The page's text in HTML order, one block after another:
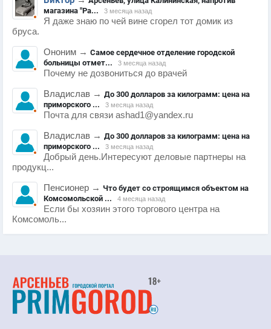
магазина "Ра...
3 месяца назад
Я даже знаю по чей вине сгорел тот домик из
бруса.
Ононим → Самое сердечное отделение городской
больницы отмет...
3 месяца назад
Почему не дозвониться до врачей
Владислав → До 300 долларов за килограмм: цена на
приморского ...
3 месяца назад
Почта для связи ashad1@yandex.ru
Владислав → До 300 долларов за килограмм: цена на
приморского ...
3 месяца назад
Добрый день.Интересуют деловые партнеры на
продукц...
Пенсионер → Что будет со строящимся объектом на
Комсомольской ...
4 месяца назад
Если бы хозяин этого торгового центра на
Комсомоль...